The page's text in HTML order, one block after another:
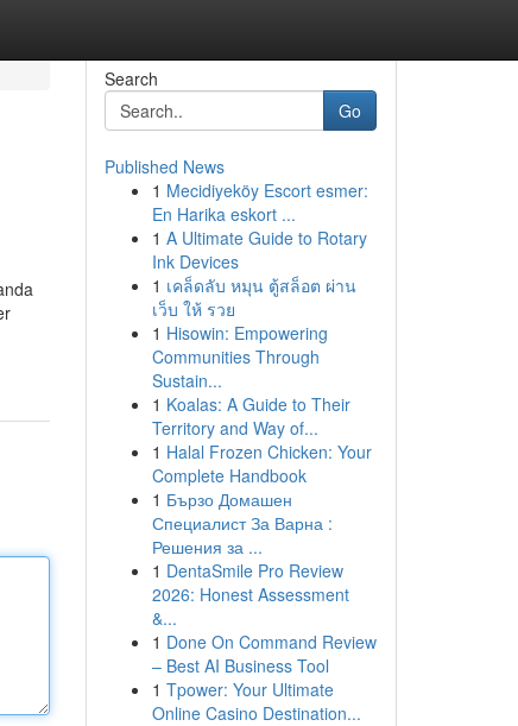
Search
Go
Published News
1 Mecidiyeköy Escort esmer:
En Harika eskort ...
1 A Ultimate Guide to Rotary
Ink Devices
1 เคล็ดลับ หมุน ตู้สล็อต ผ่าน
เว็บ ให้ รวย
1 Hisowin: Empowering
Communities Through
Sustain...
1 Koalas: A Guide to Their
Territory and Way of...
1 Halal Frozen Chicken: Your
Complete Handbook
1 Бързо Домашен
Специалист За Варна :
Решения за ...
1 DentaSmile Pro Review
2026: Honest Assessment
&...
1 Done On Command Review
– Best AI Business Tool
1 Tpower: Your Ultimate
Online Casino Destination...